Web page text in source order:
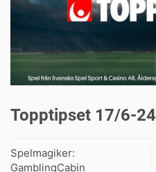
Topptipset 17/6-24
Spelmagiker:
GamblingCabin